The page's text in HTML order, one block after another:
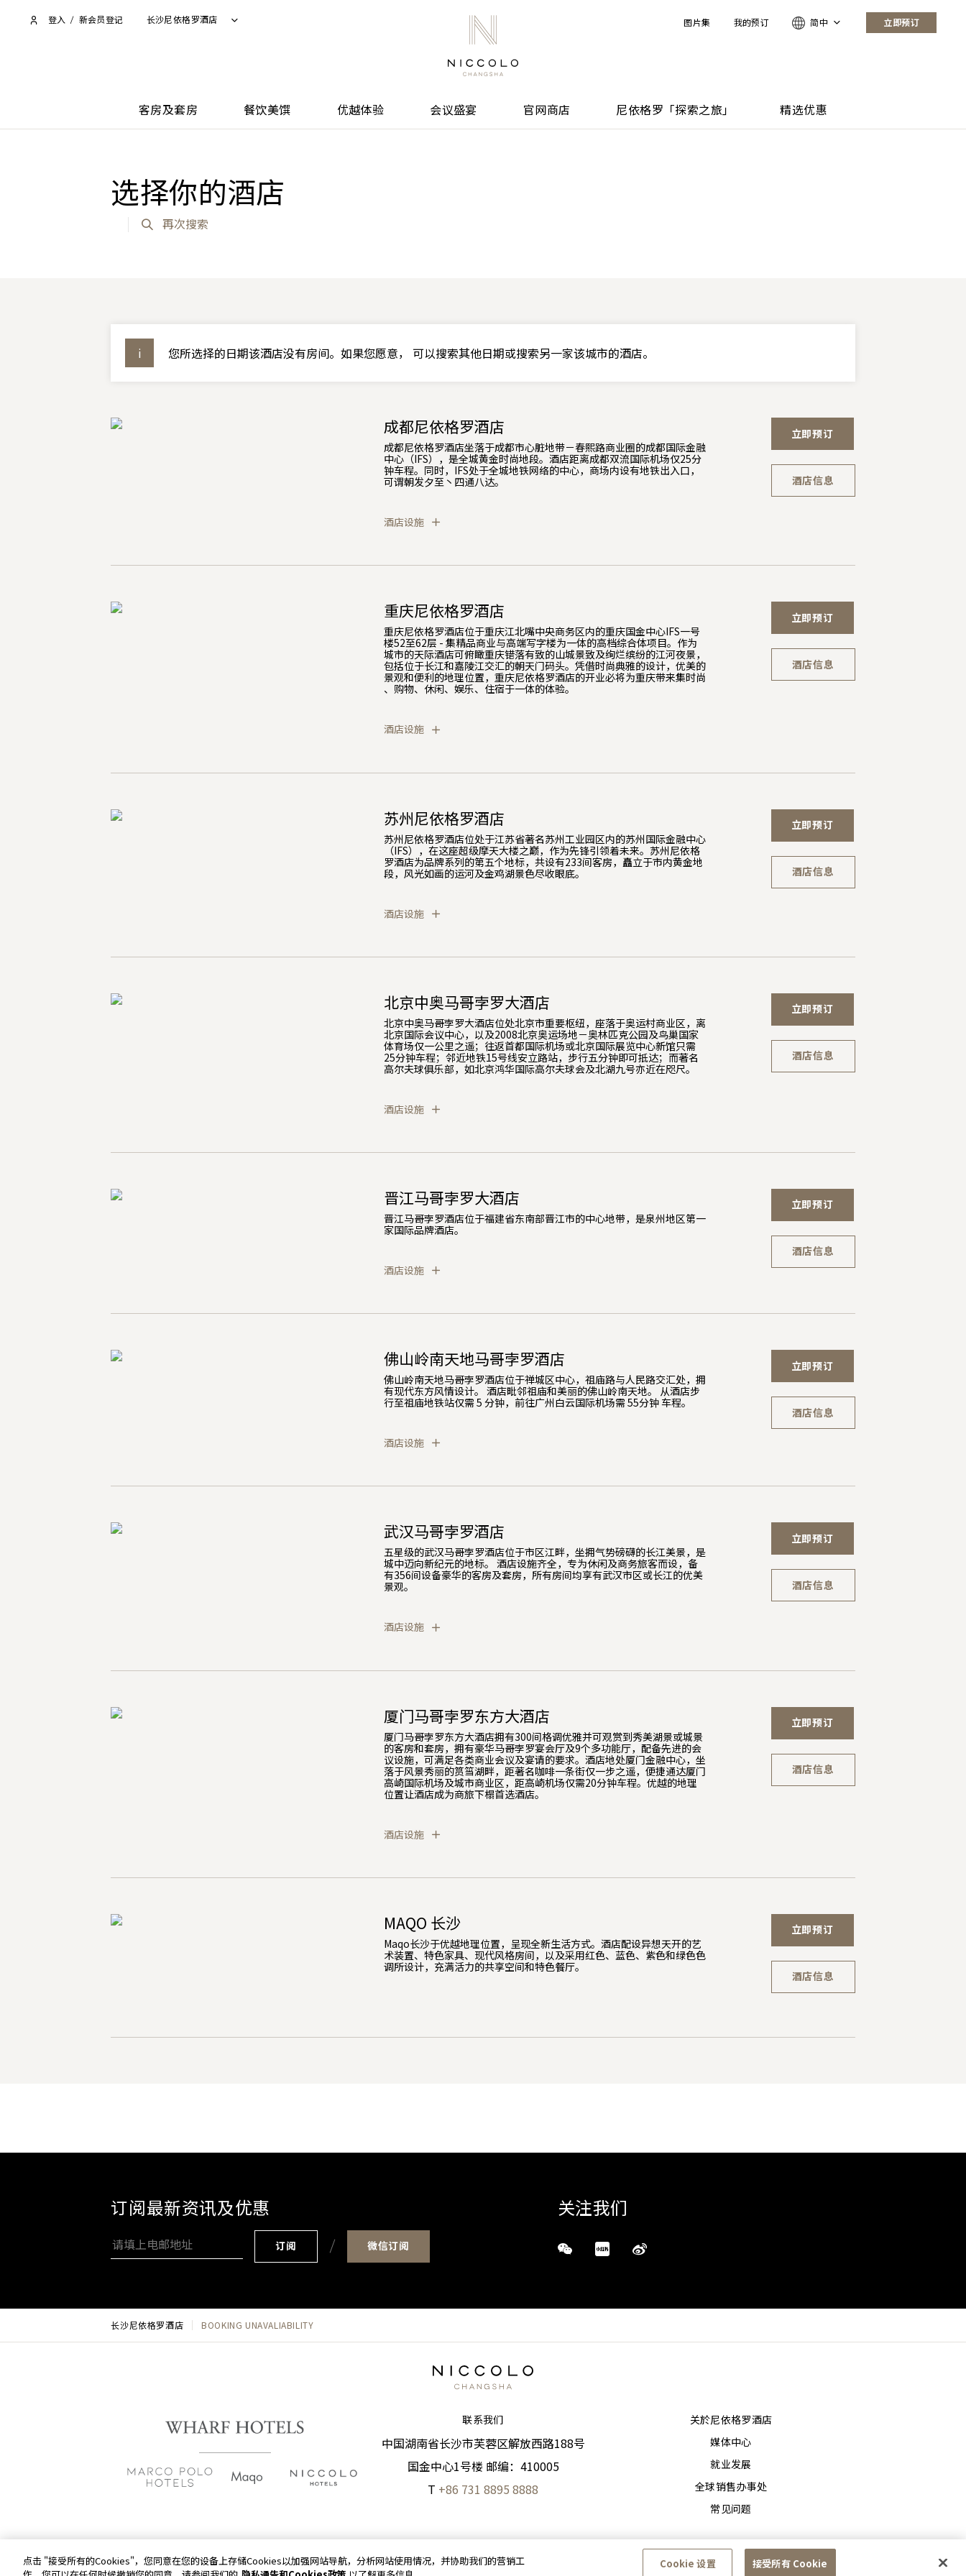
登入 / 新会员登记 长沙尼依格罗酒店 图片集 我的预订 简中 立即预订
客房及套房 餐饮美馔 优越体验 会议盛宴 官网商店 尼依格罗「探索之旅」 精选优惠
选择你的酒店
再次搜索
您所选择的日期该酒店没有房间。如果您愿意， 可以搜索其他日期或搜索另一家该城市的酒店。
成都尼依格罗酒店
成都尼依格罗酒店坐落于成都市心脏地带－春熙路商业圈的成都国际金融
中心（IFS），是全城黄金时尚地段。酒店距离成都双流国际机场仅25分
钟车程。同时，IFS处于全城地铁网络的中心，商场内设有地铁出入口，
可谓朝发夕至丶四通八达。
立即预订
酒店信息
酒店设施
重庆尼依格罗酒店
重庆尼依格罗酒店位于重庆江北嘴中央商务区内的重庆国金中心IFS一号
楼52至62层 - 集精品商业与高端写字楼为一体的高档综合体项目。作为
城市的天际酒店可俯瞰重庆错落有致的山城景致及绚烂缤纷的江河夜景，
包括位于长江和嘉陵江交汇的朝天门码头。凭借时尚典雅的设计，优美的
景观和便利的地理位置，重庆尼依格罗酒店的开业必将为重庆带来集时尚
、购物、休闲、娱乐、住宿于一体的体验。
立即预订
酒店信息
酒店设施
苏州尼依格罗酒店
苏州尼依格罗酒店位处于江苏省著名苏州工业园区内的苏州国际金融中心
（IFS），在这座超级摩天大楼之巅，作为先锋引领着未来。苏州尼依格
罗酒店为品牌系列的第五个地标，共设有233间客房，矗立于市内黄金地
段，风光如画的运河及金鸡湖景色尽收眼底。
立即预订
酒店信息
酒店设施
北京中奥马哥孛罗大酒店
北京中奥马哥孛罗大酒店位处北京市重要枢纽，座落于奥运村商业区，离
北京国际会议中心，以及2008北京奥运场地－奥林匹克公园及鸟巢国家
体育场仅一公里之遥；往返首都国际机场或北京国际展览中心新馆只需
25分钟车程；邻近地铁15号线安立路站，步行五分钟即可抵达；而著名
高尔夫球俱乐部，如北京鸿华国际高尔夫球会及北湖九号亦近在咫尺。
立即预订
酒店信息
酒店设施
晋江马哥孛罗大酒店
晋江马哥孛罗酒店位于福建省东南部晋江市的中心地带，是泉州地区第一
家国际品牌酒店。
立即预订
酒店信息
酒店设施
佛山岭南天地马哥孛罗酒店
佛山岭南天地马哥孛罗酒店位于禅城区中心，祖庙路与人民路交汇处，拥
有现代东方风情设计。 酒店毗邻祖庙和美丽的佛山岭南天地。 从酒店步
行至祖庙地铁站仅需 5 分钟，前往广州白云国际机场需 55分钟 车程。
立即预订
酒店信息
酒店设施
武汉马哥孛罗酒店
五星级的武汉马哥孛罗酒店位于市区江畔，坐拥气势磅礴的长江美景，是
城中迈向新纪元的地标。 酒店设施齐全，专为休闲及商务旅客而设，备
有356间设备豪华的客房及套房，所有房间均享有武汉市区或长江的优美
景观。
立即预订
酒店信息
酒店设施
厦门马哥孛罗东方大酒店
厦门马哥孛罗东方大酒店拥有300间格调优雅并可观赏到秀美湖景或城景
的客房和套房，拥有豪华马哥孛罗宴会厅及9个多功能厅，配备先进的会
议设施，可满足各类商业会议及宴请的要求。酒店地处厦门金融中心，坐
落于风景秀丽的筼筜湖畔，距著名咖啡一条街仅一步之遥，便捷通达厦门
高崎国际机场及城市商业区，距高崎机场仅需20分钟车程。优越的地理
位置让酒店成为商旅下榻首选酒店。
立即预订
酒店信息
酒店设施
MAQO 长沙
Maqo长沙于优越地理位置，呈现全新生活方式。酒店配设异想天开的艺
术装置、特色家具、现代风格房间，以及采用红色、蓝色、紫色和绿色色
调所设计，充满活力的共享空间和特色餐厅。
立即预订
酒店信息
订阅最新资讯及优惠
订阅 微信订阅
关注我们
长沙尼依格罗酒店 BOOKING UNAVALIABILITY
联系我们
中国湖南省长沙市芙蓉区解放西路188号
国金中心1号楼 邮编：410005
T +86 731 8895 8888
关於尼依格罗酒店
媒体中心
就业发展
全球销售办事处
常见问题
沪公网安备 31010602006654号 | 沪ICP备2022002871号-1 版权及原稿2026 © 九龙仓酒店保留一切权利。 隐私通告 使用条款
点击 "接受所有的Cookies"，您同意在您的设备上存储Cookies以加强网站导航，分析网站使用情况，并协助我们的营销工
Cookie 设置 接受所有 Cookie